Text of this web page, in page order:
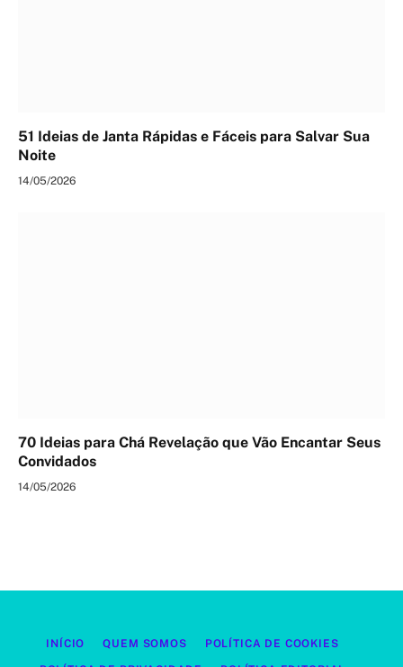
51 Ideias de Janta Rápidas e Fáceis para Salvar Sua
Noite
14/05/2026
70 Ideias para Chá Revelação que Vão Encantar Seus
Convidados
14/05/2026
INÍCIO QUEM SOMOS POLÍTICA DE COOKIES